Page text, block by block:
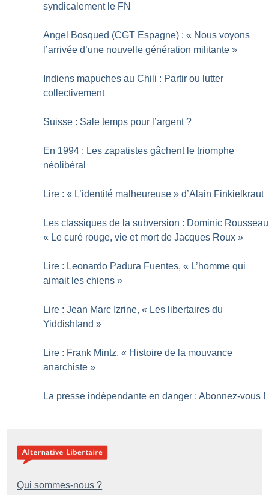
syndicalement le FN
Angel Bosqued (CGT Espagne) : « Nous voyons
l’arrivée d’une nouvelle génération militante »
Indiens mapuches au Chili : Partir ou lutter
collectivement
Suisse : Sale temps pour l’argent ?
En 1994 : Les zapatistes gâchent le triomphe
néolibéral
Lire : « L’identité malheureuse » d’Alain Finkielkraut
Les classiques de la subversion : Dominic Rousseau
« Le curé rouge, vie et mort de Jacques Roux »
Lire : Leonardo Padura Fuentes, « L’homme qui
aimait les chiens »
Lire : Jean Marc Izrine, « Les libertaires du
Yiddishland »
Lire : Frank Mintz, « Histoire de la mouvance
anarchiste »
La presse indépendante en danger : Abonnez-vous !
Qui sommes-nous ?